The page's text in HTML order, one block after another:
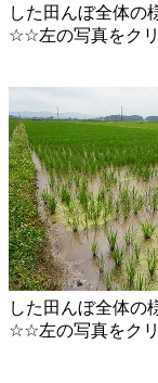
した田んぼ全体の
☆☆左の写真をク
した田んぼ全体の
☆☆左の写真をク